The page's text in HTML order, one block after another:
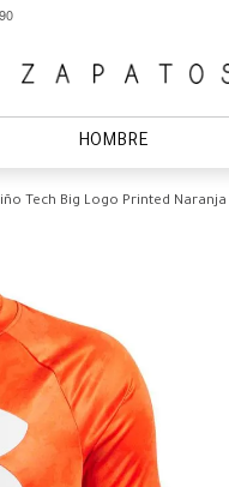
HOMBRE
Tech Big Logo Printed Naranja